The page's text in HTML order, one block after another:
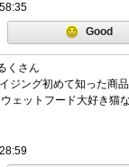
Good
くさん
ジング初めて知った商
ェットフード大好き猫